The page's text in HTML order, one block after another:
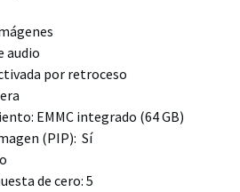
audio
por retroceso
EMMC integrado (64 GB)
(PIP): Sí
de cero: 5